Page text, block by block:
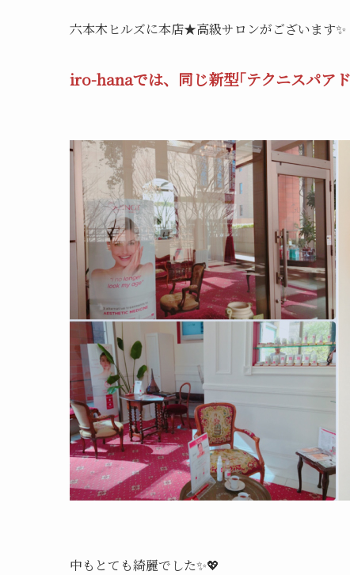
六本木ヒルズに本店★高級サロンがございます✨
iro-hanaでは、同じ新型｢テクニスパア
中もとても綺麗でした✨💖